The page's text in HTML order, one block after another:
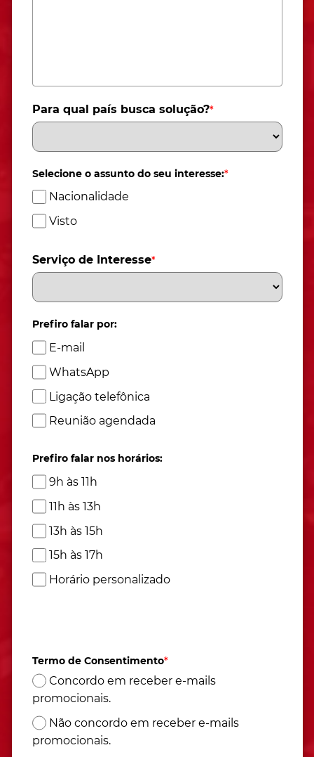
Para qual país busca solução?*
Selecione o assunto do seu interesse:*
Nacionalidade
Visto
Serviço de Interesse*
Prefiro falar por:
E-mail
WhatsApp
Ligação telefônica
Reunião agendada
Prefiro falar nos horários:
9h às 11h
11h às 13h
13h às 15h
15h às 17h
Horário personalizado
Termo de Consentimento*
Concordo em receber e-mails
promocionais.
Não concordo em receber e-mails
promocionais.